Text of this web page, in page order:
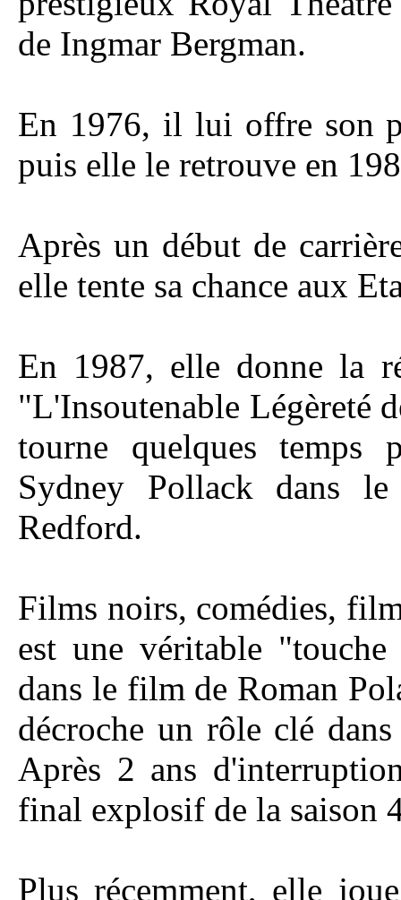
de Ingmar Bergman.
En 1976, il lui offre son
puis elle le retrouve en
Après un début de
elle tente sa chance aux
En 1987, elle donne la
"L'Insoutenable Légèreté
tourne quelques
Sydney Pollack dans
Redford.
Films noirs, comédies,
est une véritable
dans le film de Roman
décroche un rôle clé
Après 2 ans
final explosif de la saison
Plus récemment, elle